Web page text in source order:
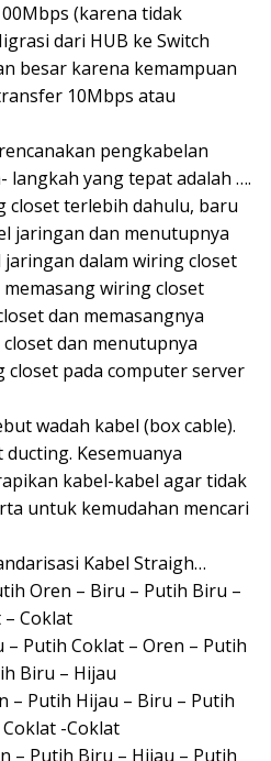
(karena tidak
dari HUB ke Switch
besar karena kemampuan
10Mbps atau
pengkabelan
langkah yang tepat adalah ….
closet terlebih dahulu, baru
jaringan dan menutupnya
jaringan dalam wiring closet
wiring closet
dan memasangnya
dan menutupnya
closet pada computer server
wadah kabel (box cable).
Kesemuanya
kabel-kabel agar tidak
untuk kemudahan mencari
Kabel Straigh…
Oren – Biru – Putih Biru –
Coklat
– Putih Coklat – Oren – Putih
Biru – Hijau
– Putih Hijau – Biru – Putih
-Coklat
– Putih Biru – Hijau – Putih